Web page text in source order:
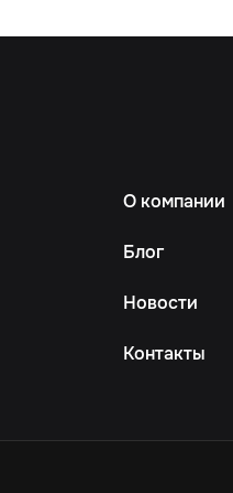
О компании
Блог
Новости
Контакты